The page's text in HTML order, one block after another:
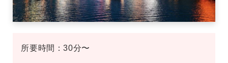
所要時間：30分〜